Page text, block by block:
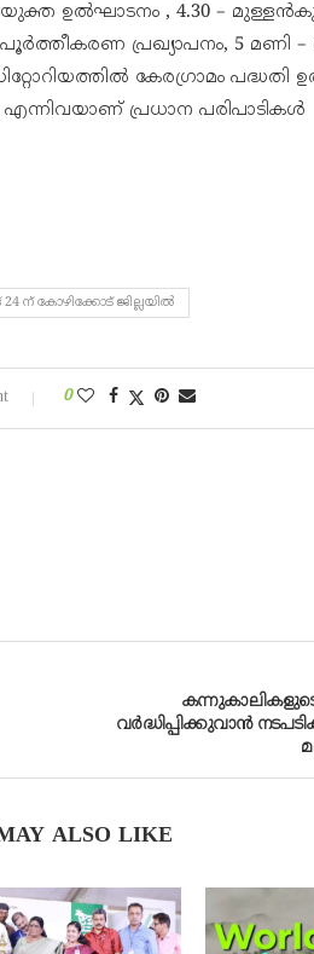
ഉൽഘാടനം , 4.30 –
പ്രഖ്യാപനം, 5 മണി
കേരഗ്രാമം പദ്ധതി
എന്നിവയാണ് പ്രധാന പരിപാടികൾ
24 ന് കോഴിക്കോട് ജില്ലയിൽ
0
വര്‍ദ്ധിപ്പിക്കുവാന്‍
ALSO LIKE